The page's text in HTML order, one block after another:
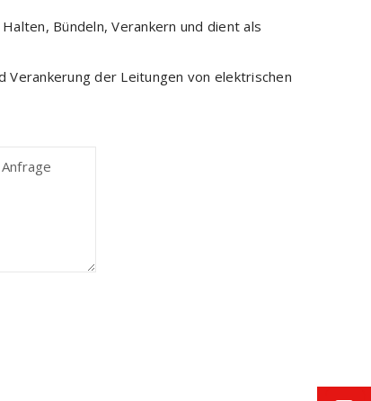
Bündeln, Verankern und dient als
Verankerung der Leitungen von elektrischen